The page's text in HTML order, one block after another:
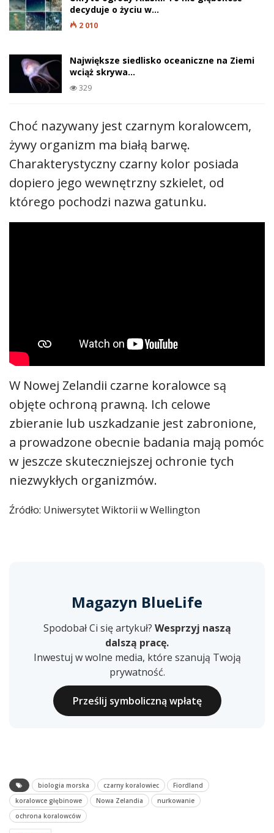
decyduje o życiu w…
2 010
Największe siedlisko oceaniczne na Ziemi
wciąż skrywa…
329
Choć nazywany jest czarnym koralowcem,
żywy organizm ma białą barwę.
Charakterystyczny czarny kolor posiada
dopiero jego wewnętrzny szkielet, od
którego pochodzi nazwa gatunku.
W Nowej Zelandii czarne koralowce są
objęte ochroną prawną. Ich celowe
zbieranie lub uszkadzanie jest zabronione,
a prowadzone obecnie badania mają pomóc
w jeszcze skuteczniejszej ochronie tych
niezwykłych organizmów.
Źródło: Uniwersytet Wiktorii w Wellington
Magazyn BlueLife
Spodobał Ci się artykuł? Wesprzyj naszą
dalszą pracę.
Inwestuj w wolne media, które szanują Twoją
prywatność.
Prześlij symboliczną wpłatę
biologia morska czarny koralowiec
Fiordland
koralowce głębinowe
Nowa Zelandia
nurkowanie
ochrona koralowców